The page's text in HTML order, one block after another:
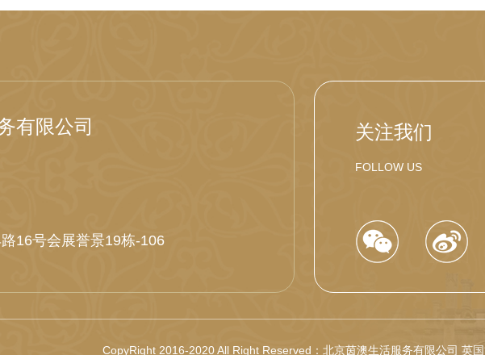
有限公司
16号会展誉景19栋-106
关注我们
FOLLOW US
CopyRight 2016-2020 All Right Reserved：北京茵澳生活服务有限公司 英